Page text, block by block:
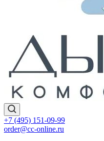
+7 (495) 151-09-99
order@cc-online.ru